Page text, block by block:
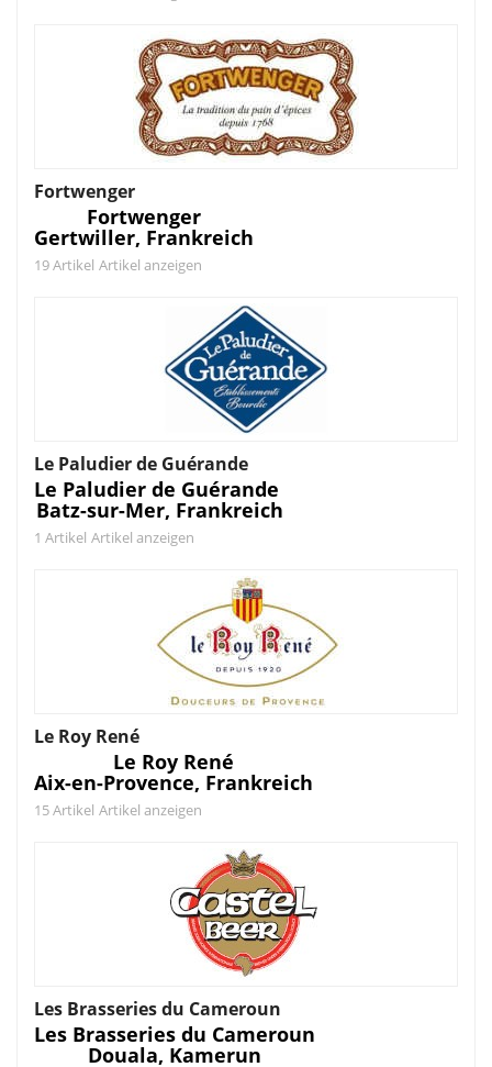
Fortwenger
Fortwenger
Gertwiller, Frankreich
19 Artikel Artikel anzeigen
Le Paludier de Guérande
Le Paludier de Guérande
Batz-sur-Mer, Frankreich
1 Artikel Artikel anzeigen
Le Roy René
Le Roy René
Aix-en-Provence, Frankreich
15 Artikel Artikel anzeigen
Les Brasseries du Cameroun
Les Brasseries du Cameroun
Douala, Kamerun